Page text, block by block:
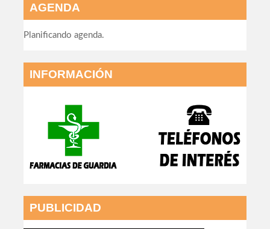
AGENDA
Planificando agenda.
INFORMACIÓN
PUBLICIDAD